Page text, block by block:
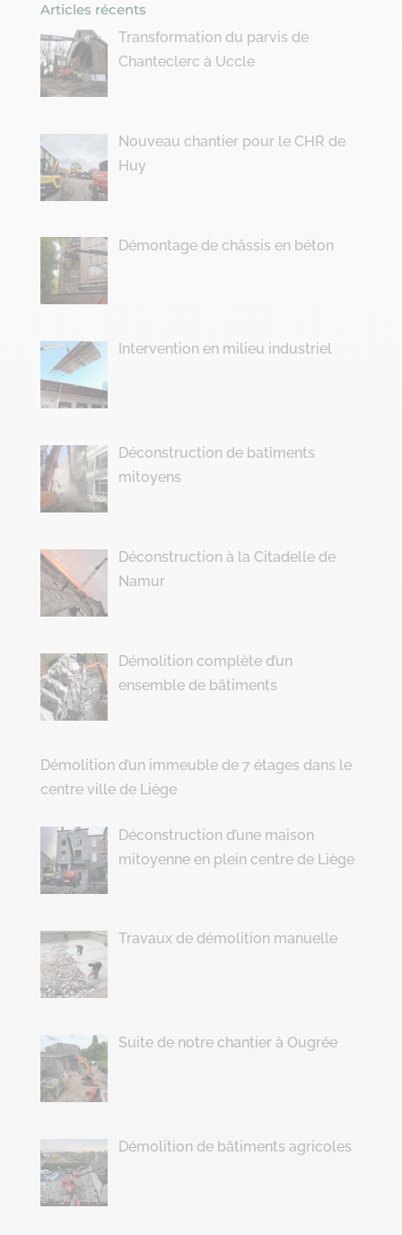
Articles récents
Transformation du parvis de
Chanteclerc à Uccle
Nouveau chantier pour le CHR de
Huy
Démontage de châssis en béton
Intervention en milieu industriel
Déconstruction de batîments
mitoyens
Déconstruction à la Citadelle de
Namur
Démolition complète d’un
ensemble de bâtiments
Démolition d’un immeuble de 7 étages dans le
centre ville de Liège
Déconstruction d’une maison
mitoyenne en plein centre de Liège
Travaux de démolition manuelle
Suite de notre chantier à Ougrée
Démolition de bâtiments agricoles